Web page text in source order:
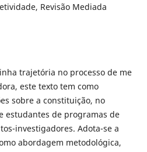
Revisão Mediada
trajetória no processo de me
este texto tem como
sobre a constituição, no
estudantes de programas de
investigadores. Adota-se a
abordagem metodológica,